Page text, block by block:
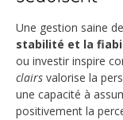
Une gestion saine
stabilité et la
ou investir inspire
clairs valorise la
une capacité à
positivement la